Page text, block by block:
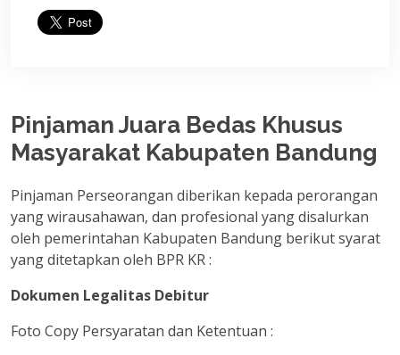
Pinjaman Juara Bedas Khusus
Masyarakat Kabupaten Bandung
Pinjaman Perseorangan diberikan kepada perorangan
yang wirausahawan, dan profesional yang disalurkan
oleh pemerintahan Kabupaten Bandung berikut syarat
yang ditetapkan oleh BPR KR :
Dokumen Legalitas Debitur
Foto Copy Persyaratan dan Ketentuan :